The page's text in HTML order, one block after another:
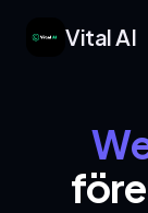
Vital AI